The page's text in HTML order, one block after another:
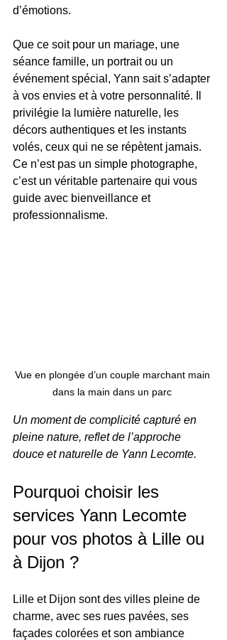
d’émotions.
Que ce soit pour un mariage, une
séance famille, un portrait ou un
événement spécial, Yann sait s’adapter
à vos envies et à votre personnalité. Il
privilégie la lumière naturelle, les
décors authentiques et les instants
volés, ceux qui ne se répètent jamais.
Ce n’est pas un simple photographe,
c’est un véritable partenaire qui vous
guide avec bienveillance et
professionnalisme.
Vue en plongée d’un couple marchant main
dans la main dans un parc
Un moment de complicité capturé en
pleine nature, reflet de l’approche
douce et naturelle de Yann Lecomte.
Pourquoi choisir les
services Yann Lecomte
pour vos photos à Lille ou
à Dijon ?
Lille et Dijon sont des villes pleine de
charme, avec ses rues pavées, ses
façades colorées et son ambiance